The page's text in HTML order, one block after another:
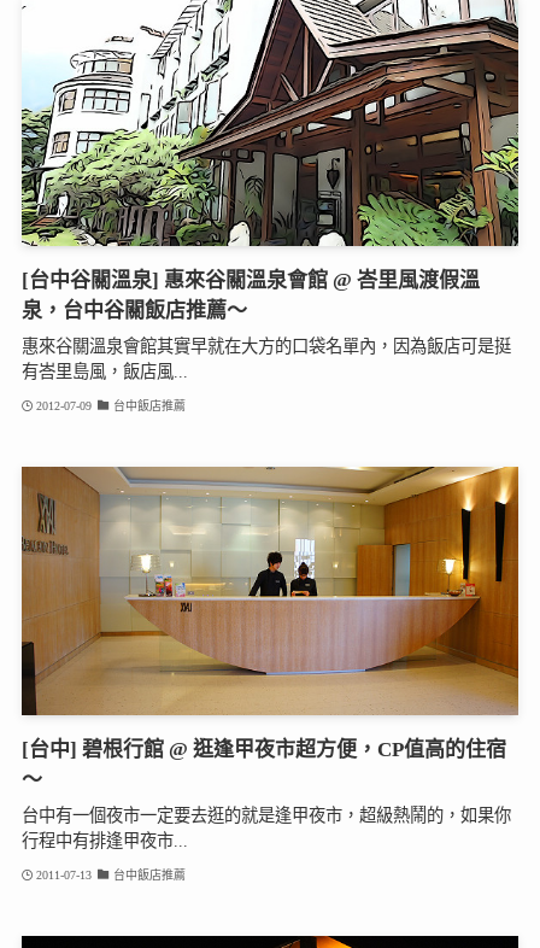
[台中谷關溫泉] 惠來谷關溫泉會館 @ 峇里風渡假溫
泉，台中谷關飯店推薦～
惠來谷關溫泉會館其實早就在大方的口袋名單內，因為飯店可是挺
有峇里島風，飯店風...
2012-07-09 台中飯店推薦
[台中] 碧根行館 @ 逛逢甲夜市超方便，CP值高的住宿
～
台中有一個夜市一定要去逛的就是逢甲夜市，超級熱鬧的，如果你
行程中有排逢甲夜市...
2011-07-13 台中飯店推薦